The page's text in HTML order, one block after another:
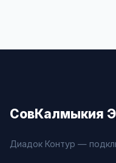
СовКалмыкия
Диадок Контур —